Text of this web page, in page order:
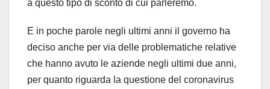
a questo tipo di sconto di cui parleremo.
E in poche parole negli ultimi anni il governo ha
deciso anche per via delle problematiche relative
che hanno avuto le aziende negli ultimi due anni,
per quanto riguarda la questione del coronavirus